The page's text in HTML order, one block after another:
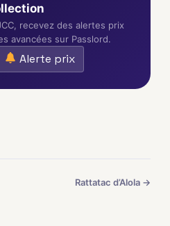
recevez des alertes prix
avancées sur Passlord.
Alerte prix
Rattatac d’Alola →